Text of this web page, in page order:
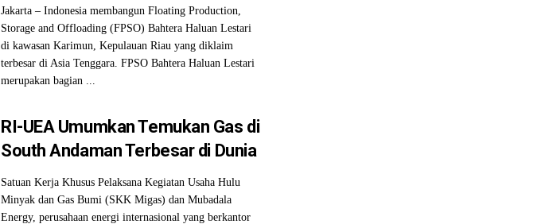
Jakarta – Indonesia membangun Floating Production,
Storage and Offloading (FPSO) Bahtera Haluan Lestari
di kawasan Karimun, Kepulauan Riau yang diklaim
terbesar di Asia Tenggara. FPSO Bahtera Haluan Lestari
merupakan bagian ...
RI-UEA Umumkan Temukan Gas di
South Andaman Terbesar di Dunia
Satuan Kerja Khusus Pelaksana Kegiatan Usaha Hulu
Minyak dan Gas Bumi (SKK Migas) dan Mubadala
Energy, perusahaan energi internasional yang berkantor